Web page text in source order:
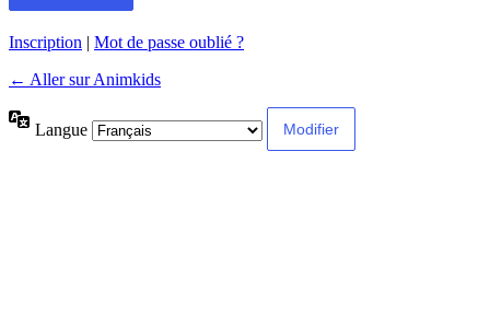
Inscription | Mot de passe oublié ?
← Aller sur Animkids
Langue